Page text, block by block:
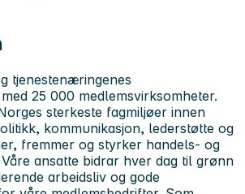
tjenestenæringenes
25 000 medlemsvirksomheter.
sterkeste fagmiljøer innen
kommunikasjon, lederstøtte og
fremmer og styrker handels- og
ansatte bidrar hver dag til grønn
arbeidsliv og gode